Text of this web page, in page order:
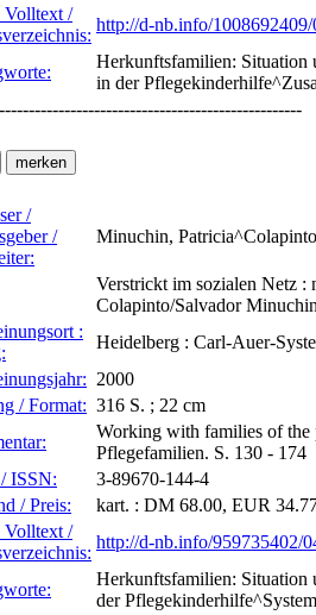
/
http://d-nb.info/1008692409/
Herkunftsfamilien: Situation
in der
/
/
Minuchin,
Verstrickt im sozialen Netz
Colapinto/Salvador
:
Heidelberg : Carl-Auer-
2000
/ Format: 316 S. ; 22 cm
Working with families of
Pflegefamilien. S. 130 - 174
ISSN:
3-89670-144-4
/ Preis:
kart. : DM 68.00, EUR
/
http://d-nb.info/959735402/
Herkunftsfamilien: Situation
der